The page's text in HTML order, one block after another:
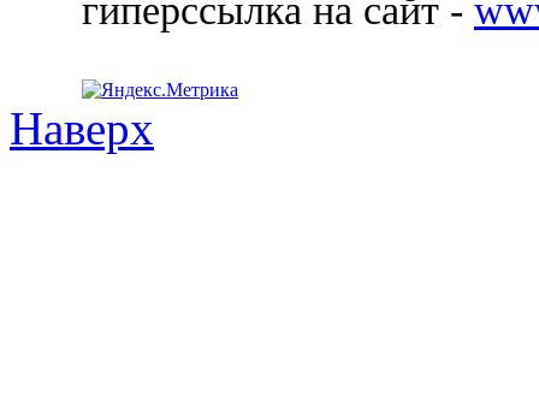
гиперссылка на сайт -
Наверх